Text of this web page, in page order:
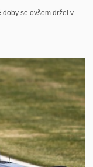
doby se ovšem držel v